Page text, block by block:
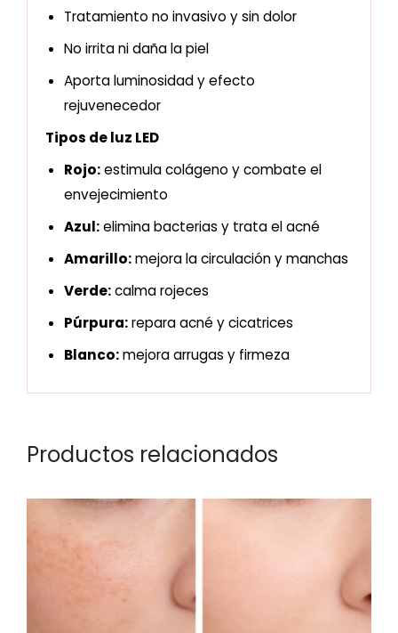
Tratamiento no invasivo y sin dolor
No irrita ni daña la piel
Aporta luminosidad y efecto
rejuvenecedor
Tipos de luz LED
Rojo:estimula colágeno y combate el
envejecimiento
Azul:elimina bacterias y trata el acné
Amarillo:mejora la circulación y manchas
Verde:calma rojeces
Púrpura:repara acné y cicatrices
Blanco:mejora arrugas y firmeza
Productos relacionados